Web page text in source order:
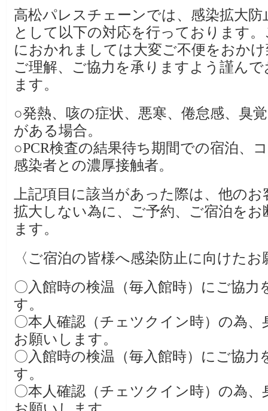
高松パレスチェーンでは、感染拡大防
として以下の対応を行っております
におかれましては大変ご不便をおか
ご理解、ご協力を承りますよう謹ん
ます。
○発熱、咳の症状、悪寒、倦怠感、臭
がある場合。
○PCR検査の結果待ち期間での宿泊、
感染者との濃厚接触者。
上記項目に該当があった際は、他のお
拡大しない為に、ご予約、ご宿泊を
ます。
〈ご宿泊の皆様へ感染防止に向けた
〇入館時の検温（毎入館時）にご協力
す。
〇本人確認（チェツクイン時）の為、
お願いします。
〇入館時の検温（毎入館時）にご協力
す。
〇本人確認（チェツクイン時）の為、